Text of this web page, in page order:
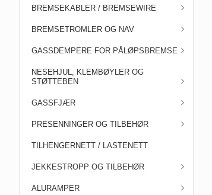
BREMSEKABLER / BREMSEWIRE
BREMSETROMLER OG NAV
GASSDEMPERE FOR PÅLØPSBREMSE
NESEHJUL, KLEMBØYLER OG
STØTTEBEN
GASSFJÆR
PRESENNINGER OG TILBEHØR
TILHENGERNETT / LASTENETT
JEKKESTROPP OG TILBEHØR
ALURAMPER